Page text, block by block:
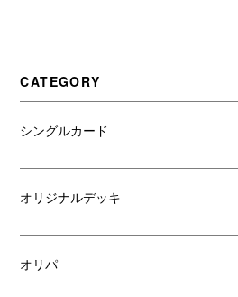
CATEGORY
シングルカード
オリジナルデッキ
オリパ